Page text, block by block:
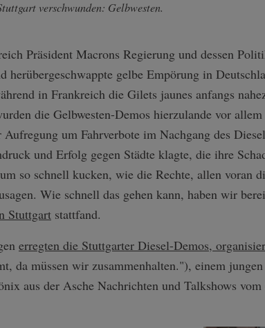
verschwunden: Gelbwesten.
Präsident Macrons Regierung und dessen
herübergeschwappte gelbe Empörung in
in Frankreich die Gilets jaunes anfangs
die Gelbwesten-Demos hierzulande vor
um Fahrverbote im Nachgang des
und Erfolg gegen Städte klagte, die ihre
so schnell kucken, wie die Rechte, allen voran
Wie schnell das gehen kann, haben wir
Stuttgart stattfand.
erregten die Stuttgarter Diesel-Demos,
da müssen wir zusammenhalten."), einem
aus der Asche Nachrichten und Talkshows vom